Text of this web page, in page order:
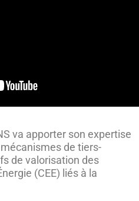
va apporter son expertise
de tiers-
de valorisation des
(CEE) liés à la